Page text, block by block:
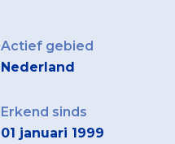
Actief gebied
Nederland
Erkend sinds
01 januari 1999